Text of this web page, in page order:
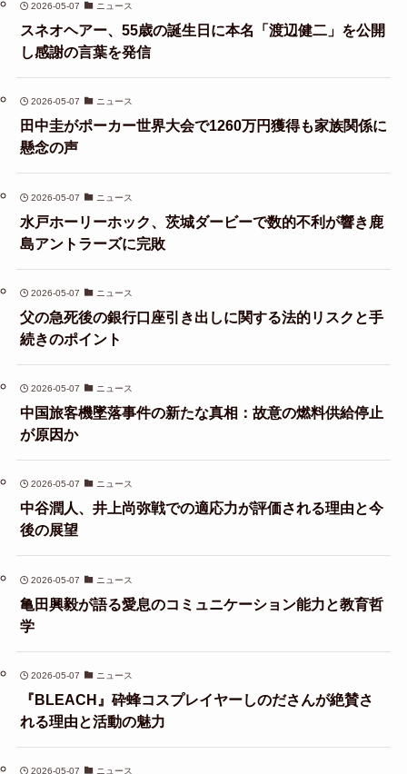
2026-05-07 ニュース
スネオヘアー、55歳の誕生日に本名「渡辺健二」を公開
し感謝の言葉を発信
2026-05-07 ニュース
田中圭がポーカー世界大会で1260万円獲得も家族関係に
懸念の声
2026-05-07 ニュース
水戸ホーリーホック、茨城ダービーで数的不利が響き鹿
島アントラーズに完敗
2026-05-07 ニュース
父の急死後の銀行口座引き出しに関する法的リスクと手
続きのポイント
2026-05-07 ニュース
中国旅客機墜落事件の新たな真相：故意の燃料供給停止
が原因か
2026-05-07 ニュース
中谷潤人、井上尚弥戦での適応力が評価される理由と今
後の展望
2026-05-07 ニュース
亀田興毅が語る愛息のコミュニケーション能力と教育哲
学
2026-05-07 ニュース
『BLEACH』砕蜂コスプレイヤーしのださんが絶賛さ
れる理由と活動の魅力
2026-05-07 ニュース